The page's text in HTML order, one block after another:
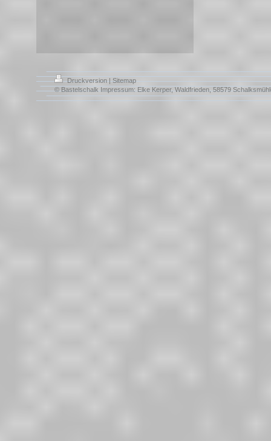
Druckversion| Sitemap
© Bastelschalk Impressum: Elke Kerper, Waldfrieden, 58579